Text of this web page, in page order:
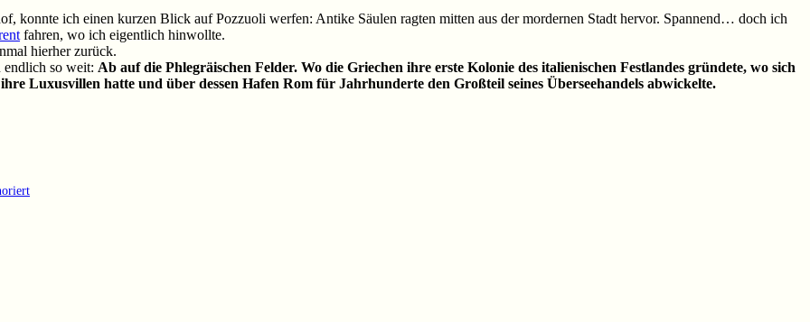
konnte ich einen kurzen Blick auf Pozzuoli werfen: Antike Säulen ragten mitten aus der mordernen Stadt hervor. Spannend… doch ich
fahren, wo ich eigentlich hinwollte.
hierher zurück.
endlich so weit: Ab auf die Phlegräischen Felder. Wo die Griechen ihre erste Kolonie des italienischen Festlandes gründete, wo sich
Luxusvillen hatte und über dessen Hafen Rom für Jahrhunderte den Großteil seines Überseehandels abwickelte.